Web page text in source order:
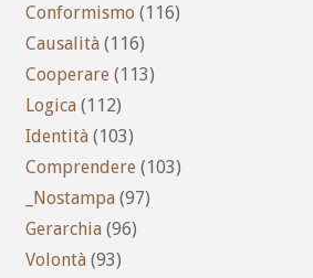
Conformismo (116)
Causalità (116)
Cooperare (113)
Logica (112)
Identità (103)
Comprendere (103)
_Nostampa (97)
Gerarchia (96)
Volontà (93)